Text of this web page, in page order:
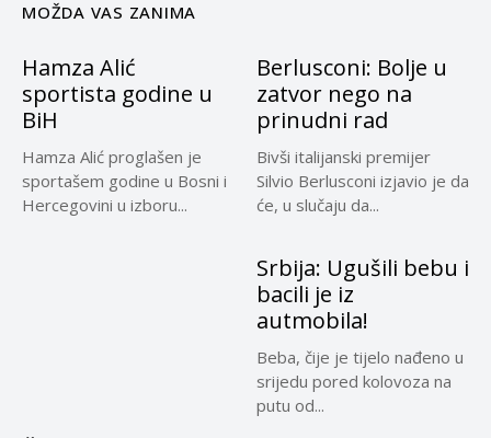
MOŽDA VAS ZANIMA
Hamza Alić
sportista godine u
BiH
Hamza Alić proglašen je
sportašem godine u Bosni i
Hercegovini u izboru...
Berlusconi: Bolje u
zatvor nego na
prinudni rad
Bivši italijanski premijer
Silvio Berlusconi izjavio je da
će, u slučaju da...
Srbija: Ugušili bebu i
bacili je iz
autmobila!
Beba, čije je tijelo nađeno u
srijedu pored kolovoza na
putu od...